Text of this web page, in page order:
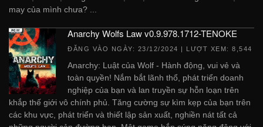
may của mình chưa? ...
Anarchy Wolfs Law v0.9.978.1712-TENOKE
ĐĂNG VÀO NGÀY: 23/12/2024 | LƯỢT XEM: 8,544
Anarchy: Luật của Wolf - Hành động, vui vẻ và
toàn quyền! Nắm bắt lãnh thổ, phát triển doanh
nghiệp của bạn và lan truyền sự hỗn loạn trên
khắp thế giới vô chính phủ. Tăng cường sự kìm kẹp của bạn trên
các khu vực, phát triển và thiết lập sản xuất, nghiền nát tất cả